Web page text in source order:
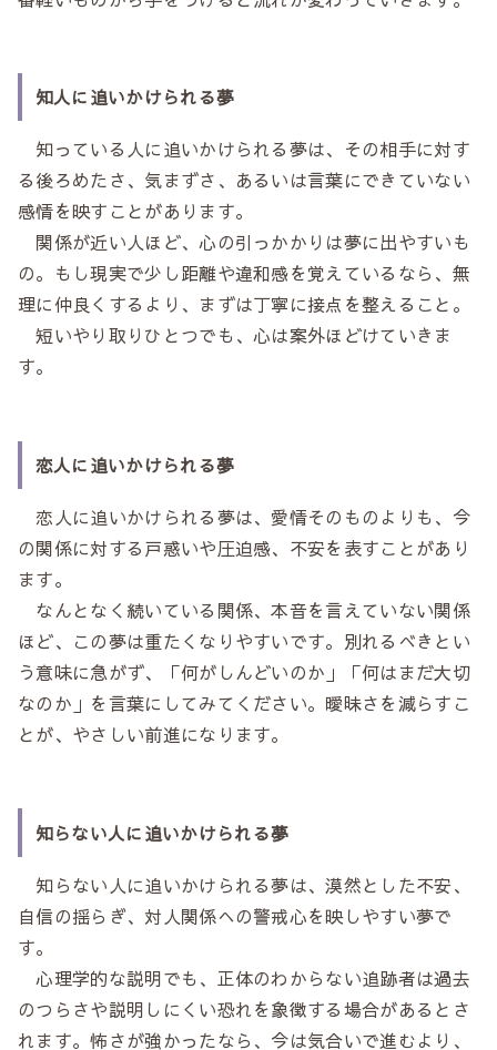
知人に追いかけられる夢
知っている人に追いかけられる夢は、その相手に対す
る後ろめたさ、気まずさ、あるいは言葉にできていない
感情を映すことがあります。
関係が近い人ほど、心の引っかかりは夢に出やすいも
の。もし現実で少し距離や違和感を覚えているなら、無
理に仲良くするより、まずは丁寧に接点を整えること。
短いやり取りひとつでも、心は案外ほどけていきま
す。
恋人に追いかけられる夢
恋人に追いかけられる夢は、愛情そのものよりも、今
の関係に対する戸惑いや圧迫感、不安を表すことがあり
ます。
なんとなく続いている関係、本音を言えていない関係
ほど、この夢は重たくなりやすいです。別れるべきとい
う意味に急がず、「何がしんどいのか」「何はまだ大切
なのか」を言葉にしてみてください。曖昧さを減らすこ
とが、やさしい前進になります。
知らない人に追いかけられる夢
知らない人に追いかけられる夢は、漠然とした不安、
自信の揺らぎ、対人関係への警戒心を映しやすい夢で
す。
心理学的な説明でも、正体のわからない追跡者は過去
のつらさや説明しにくい恐れを象徴する場合があるとさ
れます。怖さが強かったなら、今は気合いで進むより、